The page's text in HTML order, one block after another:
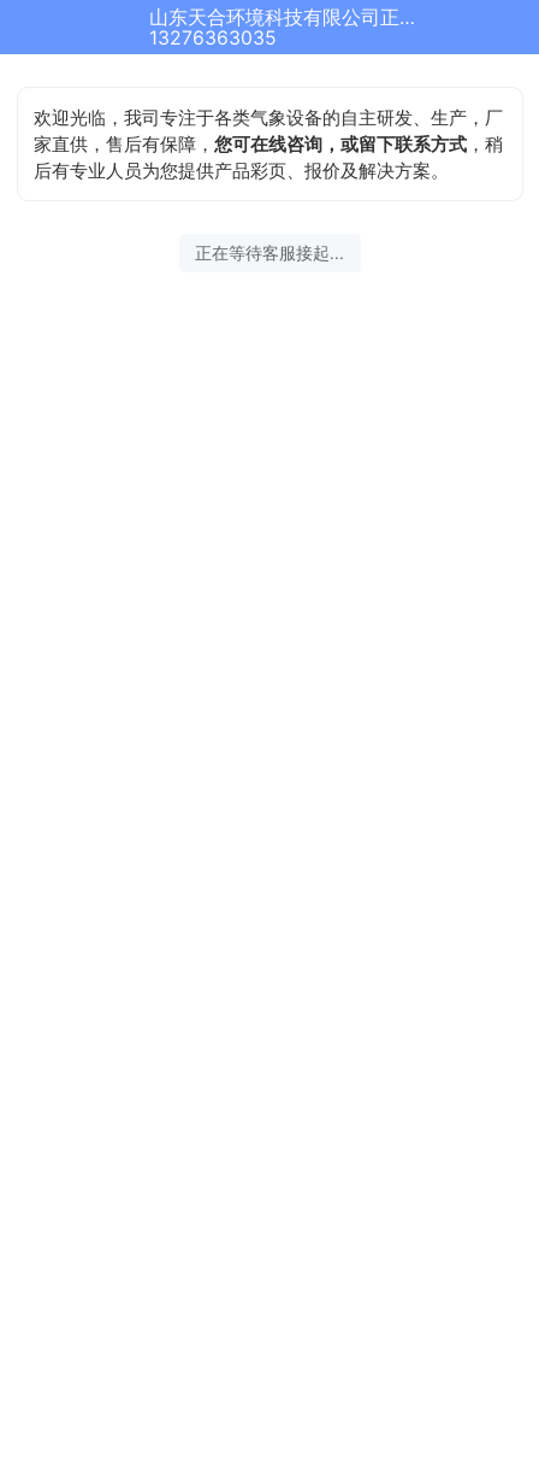
山东天合环境科技有限公司正在为您服务
13276363035
欢迎光临，我司专注于各类气象设备的自主研发、生产，厂
家直供，售后有保障，您可在线咨询，或留下联系方式 ，稍
后有专业人员为您提供产品彩页、报价及解决方案。
正在等待客服接起...